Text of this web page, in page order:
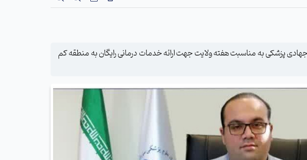
پزشکی به مناسبت هفته ولایت جهت ارائه خدمات درمانی رایگان به منطقه کم